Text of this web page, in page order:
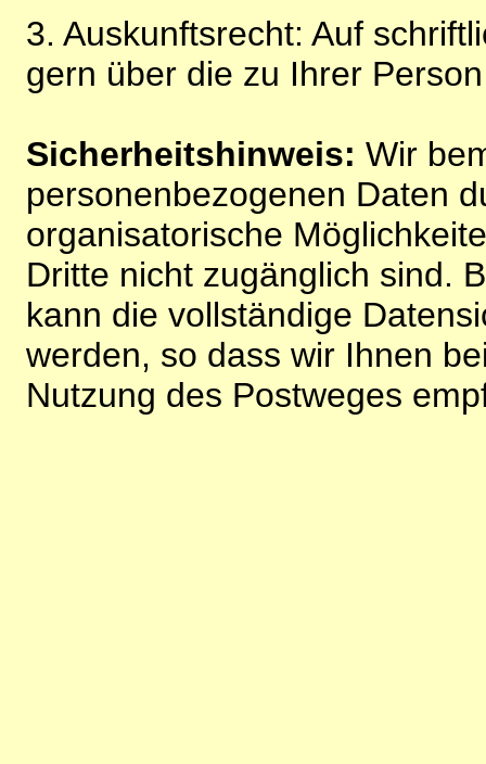
3. Auskunftsrecht: Auf
gern über die zu Ihrer
Sicherheitshinweis: Wir
personenbezogenen Daten
organisatorische
Dritte nicht zugänglich sind.
kann die vollständige
werden, so dass wir Ihnen
Nutzung des Postweges